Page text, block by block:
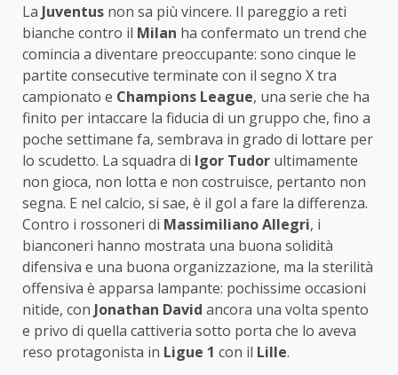
La Juventus non sa più vincere. Il pareggio a reti
bianche contro il Milan ha confermato un trend che
comincia a diventare preoccupante: sono cinque le
partite consecutive terminate con il segno X tra
campionato e Champions League, una serie che ha
finito per intaccare la fiducia di un gruppo che, fino a
poche settimane fa, sembrava in grado di lottare per
lo scudetto. La squadra di Igor Tudor ultimamente
non gioca, non lotta e non costruisce, pertanto non
segna. E nel calcio, si sae, è il gol a fare la differenza.
Contro i rossoneri di Massimiliano Allegri, i
bianconeri hanno mostrata una buona solidità
difensiva e una buona organizzazione, ma la sterilità
offensiva è apparsa lampante: pochissime occasioni
nitide, con Jonathan David ancora una volta spento
e privo di quella cattiveria sotto porta che lo aveva
reso protagonista in Ligue 1 con il Lille.